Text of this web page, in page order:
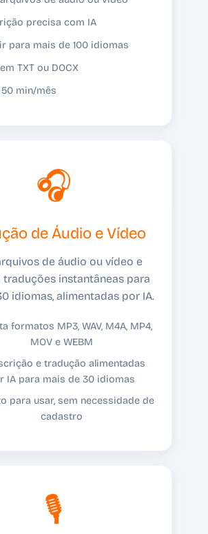
precisa com IA
para mais de 100 idiomas
TXT ou DOCX
min/mês
🎧
de Áudio e Vídeo
de áudio ou vídeo e
traduções instantâneas para
idiomas, alimentadas por IA.
formatos MP3, WAV, M4A, MP4,
MOV e WEBM
e tradução alimentadas
IA para mais de 30 idiomas
para usar, sem necessidade de
cadastro
🎙️